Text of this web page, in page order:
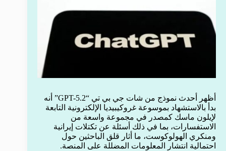
أظهر أحدث نموذج من شات جي بي تي “GPT-5.2” أنه
بدأ بالاستشهاد بموسوعة غروكيبيديا الإلكترونية التابعة
لإيلون ماسك كمصدر في مجموعة واسعة من
الاستفسارات، بما في ذلك أسئلة عن تكتلات إيرانية
ومنكري الهولوكوست، ما أثار قلق الباحثين حول
احتمالية انتشار المعلومات المضللة على المنصة.